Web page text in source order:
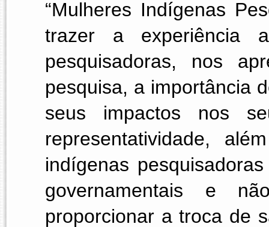
“Mulheres Indígenas
trazer a experiência
pesquisadoras, nos
pesquisa, a importância
seus impactos nos
representatividade,
indígenas
governamentais e
proporcionar a troca de